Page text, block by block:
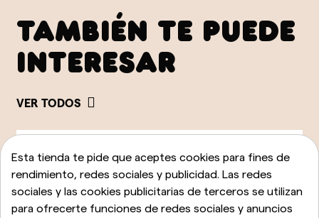
TAMBIÉN TE PUEDE
INTERESAR
VER TODOS
Esta tienda te pide que aceptes cookies para fines de
rendimiento, redes sociales y publicidad. Las redes
sociales y las cookies publicitarias de terceros se utilizan
para ofrecerte funciones de redes sociales y anuncios